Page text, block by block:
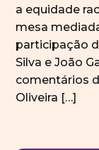
a equidade
mesa
participação
Silva e João
comentários
Oliveira […]